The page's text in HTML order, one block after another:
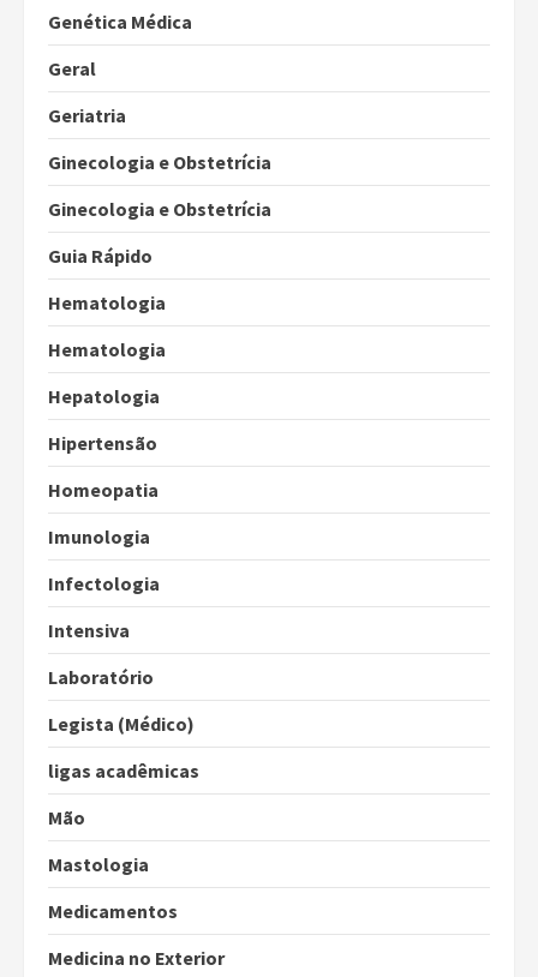
Genética Médica
Geral
Geriatria
Ginecologia e Obstetrícia
Ginecologia e Obstetrícia
Guia Rápido
Hematologia
Hematologia
Hepatologia
Hipertensão
Homeopatia
Imunologia
Infectologia
Intensiva
Laboratório
Legista (Médico)
ligas acadêmicas
Mão
Mastologia
Medicamentos
Medicina no Exterior